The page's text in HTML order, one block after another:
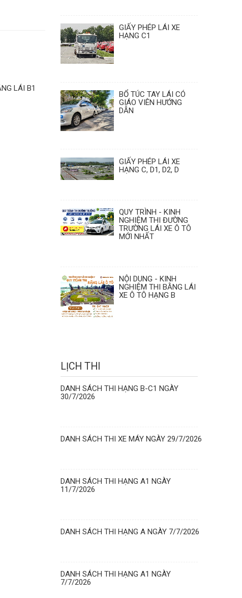
LÁI B1
GIẤY PHÉP LÁI XE
HẠNG C1
BỔ TÚC TAY LÁI CÓ
GIÁO VIÊN HƯỚNG
DẪN
GIẤY PHÉP LÁI XE
HẠNG C, D1, D2, D
QUY TRÌNH - KINH
NGHIỆM THI ĐƯỜNG
TRƯỜNG LÁI XE Ô TÔ
MỚI NHẤT
NỘI DUNG - KINH
NGHIỆM THI BẰNG LÁI
XE Ô TÔ HẠNG B
LỊCH THI
DANH SÁCH THI HẠNG B-C1 NGÀY
30/7/2026
DANH SÁCH THI XE MÁY NGÀY 29/7/2026
DANH SÁCH THI HẠNG A1 NGÀY
11/7/2026
DANH SÁCH THI HẠNG A NGÀY 7/7/2026
DANH SÁCH THI HẠNG A1 NGÀY
7/7/2026